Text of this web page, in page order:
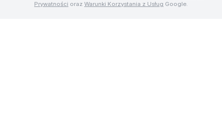
Prywatności oraz Warunki Korzystania z Usług Google.